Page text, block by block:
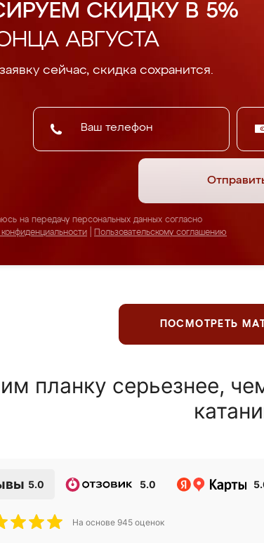
СКИДКУ В 5%
АВГУСТА
сейчас, скидка сохранится.
на передачу персональных данных согласно
конфиденциальности
Пользовательскому соглашению
ПОСМОТРЕТЬ
планку серьезнее,
5.0 5.0
На основе 945 оценок